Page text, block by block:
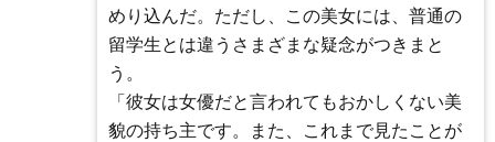
めり込んだ。ただし、この美女には、普通の
留学生とは違うさまざまな疑念がつきまと
う。
「彼女は女優だと言われてもおかしくない美
貌の持ち主です。また、これまで見たことが